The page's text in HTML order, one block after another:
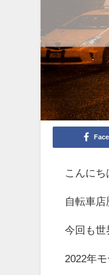
こんにち
自転車店
今回も世
2022年